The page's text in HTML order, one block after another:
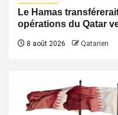
Le Hamas
opérations du Qatar
8 août 2026 Qatarien